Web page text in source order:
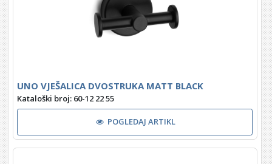
UNO VJEŠALICA DVOSTRUKA MATT BLACK
Kataloški broj: 60-12 22 55
POGLEDAJ ARTIKL